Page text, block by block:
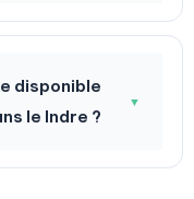
disponible
le Indre ?
▼